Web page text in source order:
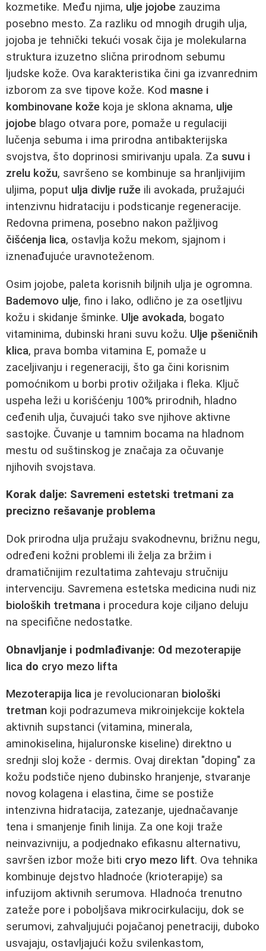
kozmetike. Među njima, ulje jojobe zauzima
posebno mesto. Za razliku od mnogih drugih ulja,
jojoba je tehnički tekući vosak čija je molekularna
struktura izuzetno slična prirodnom sebumu
ljudske kože. Ova karakteristika čini ga izvanrednim
izborom za sve tipove kože. Kod masne i
kombinovane kože koja je sklona aknama, ulje
jojobe blago otvara pore, pomaže u regulaciji
lučenja sebuma i ima prirodna antibakterijska
svojstva, što doprinosi smirivanju upala. Za suvu i
zrelu kožu, savršeno se kombinuje sa hranljivijim
uljima, poput ulja divlje ruže ili avokada, pružajući
intenzivnu hidrataciju i podsticanje regeneracije.
Redovna primena, posebno nakon pažljivog
čišćenja lica, ostavlja kožu mekom, sjajnom i
iznenađujuće uravnoteženom.
Osim jojobe, paleta korisnih biljnih ulja je ogromna.
Bademovo ulje, fino i lako, odlično je za osetljivu
kožu i skidanje šminke. Ulje avokada, bogato
vitaminima, dubinski hrani suvu kožu. Ulje pšeničnih
klica, prava bomba vitamina E, pomaže u
zaceljivanju i regeneraciji, što ga čini korisnim
pomoćnikom u borbi protiv ožiljaka i fleka. Ključ
uspeha leži u korišćenju 100% prirodnih, hladno
ceđenih ulja, čuvajući tako sve njihove aktivne
sastojke. Čuvanje u tamnim bocama na hladnom
mestu od suštinskog je značaja za očuvanje
njihovih svojstava.
Korak dalje: Savremeni estetski tretmani za
precizno rešavanje problema
Dok prirodna ulja pružaju svakodnevnu, brižnu negu,
određeni kožni problemi ili želja za bržim i
dramatičnijim rezultatima zahtevaju stručniju
intervenciju. Savremena estetska medicina nudi niz
bioloških tretmana i procedura koje ciljano deluju
na specifične nedostatke.
Obnavljanje i podmlađivanje: Od mezoterapije
lica do cryo mezo lifta
Mezoterapija lica je revolucionaran biološki
tretman koji podrazumeva mikroinjekcije koktela
aktivnih supstanci (vitamina, minerala,
aminokiselina, hijaluronske kiseline) direktno u
srednji sloj kože - dermis. Ovaj direktan "doping" za
kožu podstiče njeno dubinsko hranjenje, stvaranje
novog kolagena i elastina, čime se postiže
intenzivna hidratacija, zatezanje, ujednačavanje
tena i smanjenje finih linija. Za one koji traže
neinvazivniju, a podjednako efikasnu alternativu,
savršen izbor može biti cryo mezo lift. Ova tehnika
kombinuje dejstvo hladnoće (krioterapije) sa
infuzijom aktivnih serumova. Hladnoća trenutno
zateže pore i poboljšava mikrocirkulaciju, dok se
serumovi, zahvaljujući pojačanoj penetraciji, duboko
usvajaju, ostavljajući kožu svilenkastom,